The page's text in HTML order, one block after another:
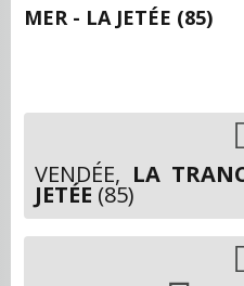
MER - LA JETÉE (85)
VENDÉE, LA
JETÉE (85)